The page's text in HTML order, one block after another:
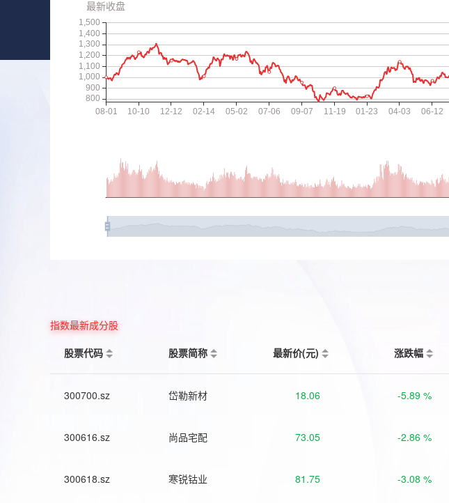
指数最新成分股
股票代码
股票简称 最新价(元) 涨跌幅
300700.sz 岱勒新材 18.06 -5.89 %
300616.sz 尚品宅配 73.05 -2.86 %
300618.sz 寒锐钴业 81.75 -3.08 %